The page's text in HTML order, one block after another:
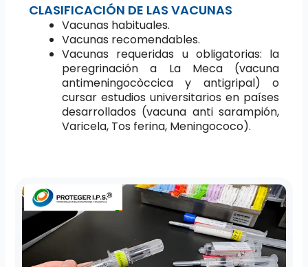
CLASIFICACIÓN DE LAS VACUNAS
Vacunas habituales.
Vacunas recomendables.
Vacunas requeridas u obligatorias: la
peregrinación a La Meca (vacuna
antimeningocòccica y antigripal) o
cursar estudios universitarios en países
desarrollados (vacuna anti sarampión,
Varicela, Tos ferina, Meningococo).